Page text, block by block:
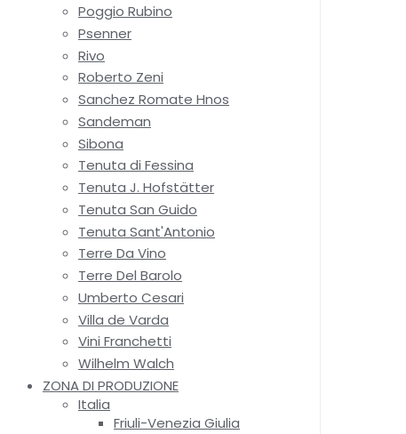
Poggio Rubino
Psenner
Rivo
Roberto Zeni
Sanchez Romate Hnos
Sandeman
Sibona
Tenuta di Fessina
Tenuta J. Hofstätter
Tenuta San Guido
Tenuta Sant'Antonio
Terre Da Vino
Terre Del Barolo
Umberto Cesari
Villa de Varda
Vini Franchetti
Wilhelm Walch
ZONA DI PRODUZIONE
Italia
Friuli-Venezia Giulia